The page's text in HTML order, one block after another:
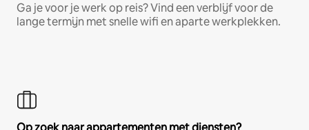
Ga je voor je werk op reis? Vind een verblijf voor de
lange termijn met snelle wifi en aparte werkplekken.